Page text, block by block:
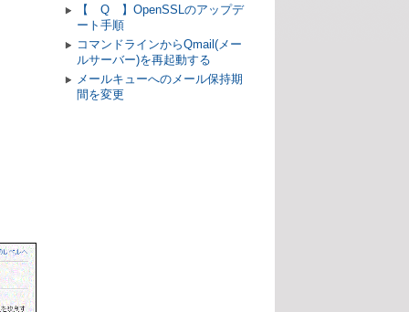
【 Q 】OpenSSLのアップデ
ート手順
コマンドラインからQmail(メー
ルサーバー)を再起動する
メールキューへのメール保持期
間を変更